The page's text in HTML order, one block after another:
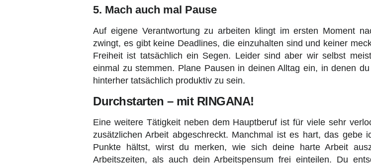
5. Mach auch mal Pause
Auf eigene Verantwortung zu arbeiten klingt im ersten Moment
zwingt, es gibt keine Deadlines, die einzuhalten sind und keiner
Freiheit ist tatsächlich ein Segen. Leider sind aber wir selbst
einmal zu stemmen. Plane Pausen in deinen Alltag ein, in denen
hinterher tatsächlich produktiv zu sein.
Durchstarten – mit RINGANA!
Eine weitere Tätigkeit neben dem Hauptberuf ist für viele sehr
zusätzlichen Arbeit abgeschreckt. Manchmal ist es hart, das
Punkte hältst, wirst du merken, wie sich deine harte Arbeit
Arbeitszeiten, als auch dein Arbeitspensum frei einteilen. Du